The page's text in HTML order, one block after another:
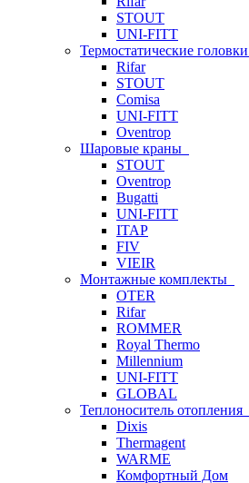
STOUT
UNI-FITT
Термостатические головки
Rifar
STOUT
Comisa
UNI-FITT
Oventrop
Шаровые краны
STOUT
Oventrop
Bugatti
UNI-FITT
ITAP
FIV
VIEIR
Монтажные комплекты
OTER
Rifar
ROMMER
Royal Thermo
Millennium
UNI-FITT
GLOBAL
Теплоноситель отопления
Dixis
Thermagent
WARME
Комфортный Дом